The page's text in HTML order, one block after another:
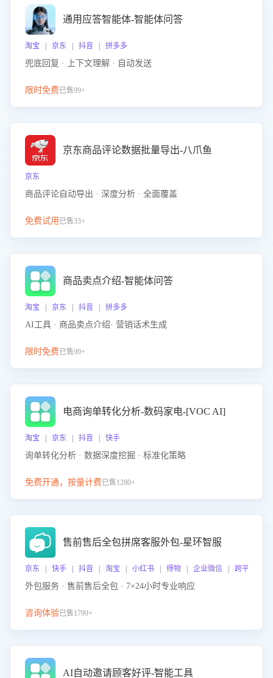
通用应答智能体-智能体问答
淘宝 | 京东 | 抖音 | 拼多多
兜底回复 · 上下文理解 · 自动发送
限时免费已售99+
京东商品评论数据批量导出-八爪鱼
京东
商品评论自动导出 · 深度分析 · 全面覆盖
免费试用 已售33+
商品卖点介绍-智能体问答
淘宝 | 京东 | 抖音 | 拼多多
AI工具 · 商品卖点介绍· 营销话术生成
限时免费已售99+
电商询单转化分析-数码家电-[VOC AI]
淘宝 | 京东 | 抖音 | 快手
询单转化分析 · 数据深度挖掘 · 标准化策略
免费开通，按量计费已售1280+
售前售后全包拼席客服外包-星环智服
京东 | 快手 | 抖音 | 淘宝 | 小红书 | 得物 | 企业微信 | 跨平台
外包服务 · 售前售后全包 · 7×24小时专业响应
咨询体验已售1799+
AI自动邀请顾客好评-智能工具